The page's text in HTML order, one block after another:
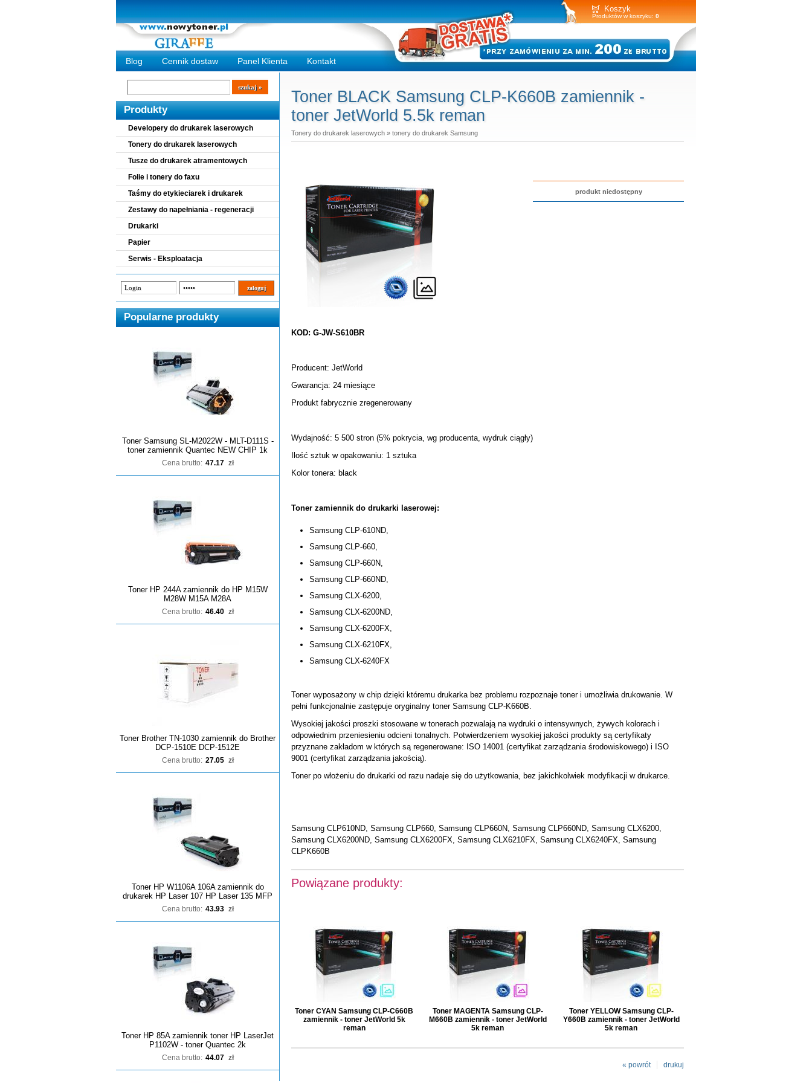
Koszyk
Produktów w koszyku: 0
Blog Cennik dostaw Panel Klienta Kontakt
Wyszukiwarka
szukaj
Produkty
Developery do drukarek laserowych
Tonery do drukarek laserowych
Tusze do drukarek atramentowych
Folie i tonery do faxu
Taśmy do etykieciarek i drukarek
Zestawy do napełniania - regeneracji
Drukarki
Papier
Serwis - Eksploatacja
Popularne produkty
Toner Samsung SL-M2022W - MLT-D111S -
toner zamiennik Quantec NEW CHIP 1k
Cena brutto: 47.17 zł
Toner HP 244A zamiennik do HP M15W
M28W M15A M28A
Cena brutto: 46.40 zł
Toner Brother TN-1030 zamiennik do Brother
DCP-1510E DCP-1512E
Cena brutto: 27.05 zł
Toner HP W1106A 106A zamiennik do
drukarek HP Laser 107 HP Laser 135 MFP
Cena brutto: 43.93 zł
Toner HP 85A zamiennik toner HP LaserJet
P1102W - toner Quantec 2k
Cena brutto: 44.07 zł
Toner BLACK Samsung CLP-K660B zamiennik -
toner JetWorld 5.5k reman
Tonery do drukarek laserowych » tonery do drukarek Samsung
produkt niedostępny
KOD: G-JW-S610BR
Producent: JetWorld
Gwarancja: 24 miesiące
Produkt fabrycznie zregenerowany
Wydajność: 5 500 stron (5% pokrycia, wg producenta, wydruk ciągły)
Ilość sztuk w opakowaniu: 1 sztuka
Kolor tonera: black
Toner zamiennik do drukarki laserowej:
Samsung CLP-610ND,
Samsung CLP-660,
Samsung CLP-660N,
Samsung CLP-660ND,
Samsung CLX-6200,
Samsung CLX-6200ND,
Samsung CLX-6200FX,
Samsung CLX-6210FX,
Samsung CLX-6240FX
Toner wyposażony w chip dzięki któremu drukarka bez problemu rozpoznaje toner i umożliwia drukowanie. W
pełni funkcjonalnie zastępuje oryginalny toner Samsung CLP-K660B.
Wysokiej jakości proszki stosowane w tonerach pozwalają na wydruki o intensywnych, żywych kolorach i
odpowiednim przeniesieniu odcieni tonalnych. Potwierdzeniem wysokiej jakości produkty są certyfikaty
przyznane zakładom w których są regenerowane: ISO 14001 (certyfikat zarządzania środowiskowego) i ISO
9001 (certyfikat zarządzania jakością).
Toner po włożeniu do drukarki od razu nadaje się do użytkowania, bez jakichkolwiek modyfikacji w drukarce.
Samsung CLP610ND, Samsung CLP660, Samsung CLP660N, Samsung CLP660ND, Samsung CLX6200,
Samsung CLX6200ND, Samsung CLX6200FX, Samsung CLX6210FX, Samsung CLX6240FX, Samsung
CLPK660B
Powiązane produkty:
Toner CYAN Samsung CLP-C660B
zamiennik - toner JetWorld 5k
reman
Toner MAGENTA Samsung CLP-
M660B zamiennik - toner JetWorld
5k reman
Toner YELLOW Samsung CLP-
Y660B zamiennik - toner JetWorld
5k reman
drukuj
« powrót